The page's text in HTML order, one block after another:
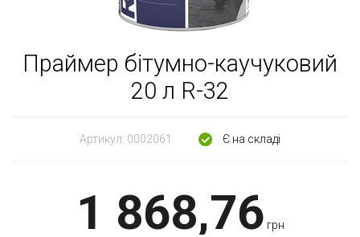
Праймер бітумно-каучуковий
20 л R-32
Артикул: 0002061 Є на складі
1 868,76 грн